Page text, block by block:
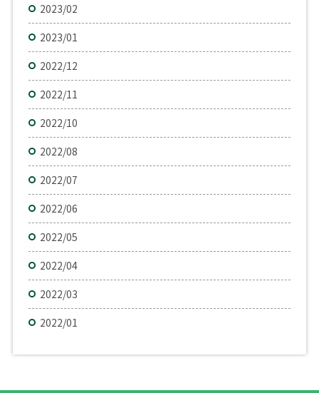
2023/02
2023/01
2022/12
2022/11
2022/10
2022/08
2022/07
2022/06
2022/05
2022/04
2022/03
2022/01